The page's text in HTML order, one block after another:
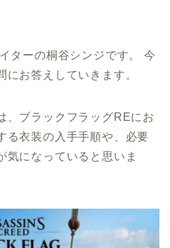
ターの桐谷シンジです。 今
にお答えしていきます。
、ブラックフラッグREにお
る衣装の入手手順や、必要
気になっていると思いま